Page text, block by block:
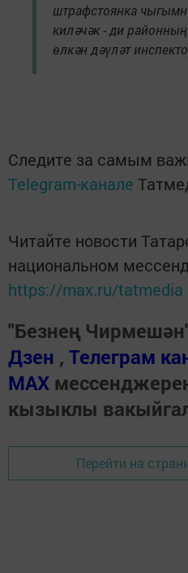
штрафстоянка
киләчәк - ди
өлкән дәүләт
Следите за самым
Telegram-канале
Читайте новости
национальном
https://max.ru/tatmedia
"Безнең
Дзен , Телеграм
МАХ
кызыклы
Перейти на